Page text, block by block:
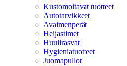
Kustomoitavat tuotteet
Autotarvikkeet
Avaimenperät
Heijastimet
Huulirasvat
Hygieniatuotteet
Juomapullot